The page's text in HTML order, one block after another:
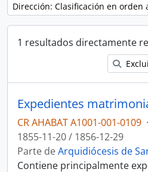
Dirección: Clasificación en orden
1 resultados directamente
CR AHABAT A1001-001-0109 ·
1855-11-20 / 1856-12-29
Parte deArquidiócesis de
Contiene principalmente